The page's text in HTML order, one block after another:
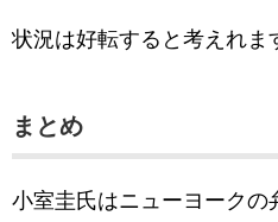
状況は好転すると考えれま
まとめ
小室圭氏はニューヨークの